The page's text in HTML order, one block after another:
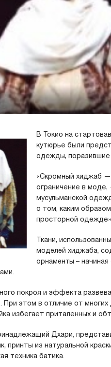
В Токио на
кутюрье были
одежды, поразившие
«Скромный хиджаб —
ограничение в
мусульманской
о том, каким
просторной
Ткани,
моделей хиджаба,
орнаменты – начиная
покроя и эффекта
При этом в отличие от
избегает приталенных и
Дхари,
принты из натуральной
техника батика.